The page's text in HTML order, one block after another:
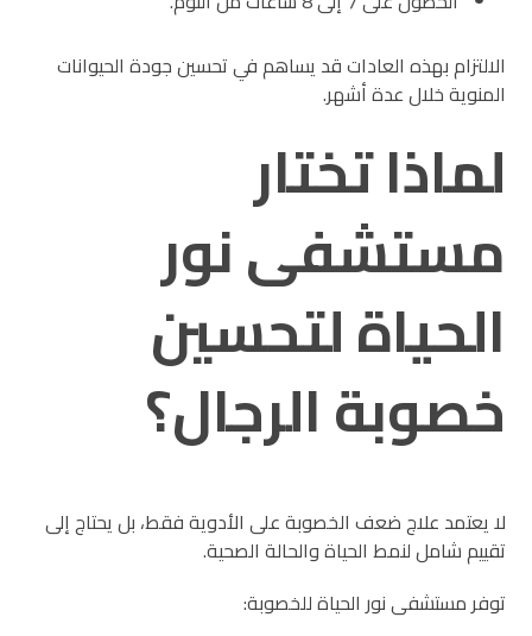
الالتزام بهذه العادات قد يساهم في تحسين جودة الحيوانات
المنوية خلال عدة أشهر.
لماذا تختار
مستشفى نور
الحياة لتحسين
خصوبة الرجال؟
لا يعتمد علاج ضعف الخصوبة على الأدوية فقط، بل يحتاج إلى
تقييم شامل لنمط الحياة والحالة الصحية.
توفر مستشفى نور الحياة للخصوبة: